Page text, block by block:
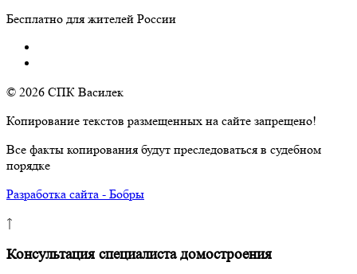
Бесплатно для жителей России
© 2026 СПК Василек
Копирование текстов размещенных на сайте запрещено!
Все факты копирования будут преследоваться в судебном
порядке
Разработка сайта - Бобры
↑
Консультация специалиста домостроения